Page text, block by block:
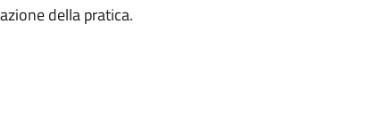
della pratica.